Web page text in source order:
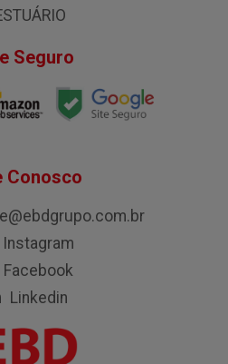
Seguro
Conosco
Instagram
Facebook
Linkedin